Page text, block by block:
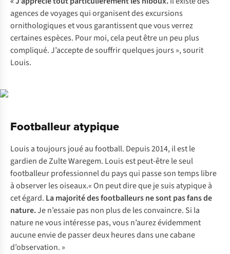
agences de voyages qui organisent des excursions
ornithologiques et vous garantissent que vous verrez
certaines espèces. Pour moi, cela peut être un peu plus
compliqué. J’accepte de souffrir quelques jours », sourit
Louis.
Footballeur atypique
Louis a toujours joué au football. Depuis 2014, il est le
gardien de Zulte Waregem. Louis est peut-être le seul
footballeur professionnel du pays qui passe son temps libre
à observer les oiseaux.« On peut dire que je suis atypique à
cet égard. La majorité des footballeurs ne sont pas fans de
nature.Je n’essaie pas non plus de les convaincre. Si la
nature ne vous intéresse pas, vous n’aurez évidemment
aucune envie de passer deux heures dans une cabane
d’observation. »